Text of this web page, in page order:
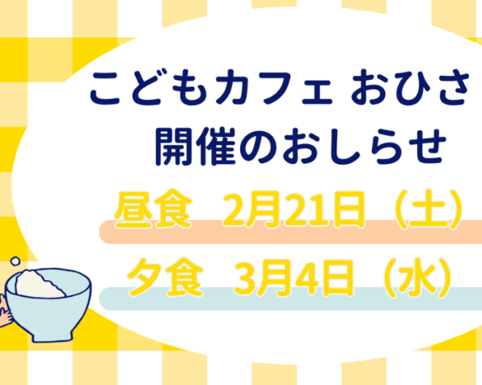
ま
が
れ
す
【昼
食
食
3/4】
へ
の